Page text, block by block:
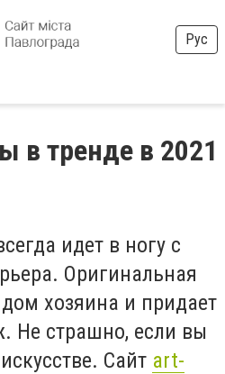
Рус
в тренде в 2021
идет в ногу с
Оригинальная
хозяина и придает
Не страшно, если вы
Сайт art-